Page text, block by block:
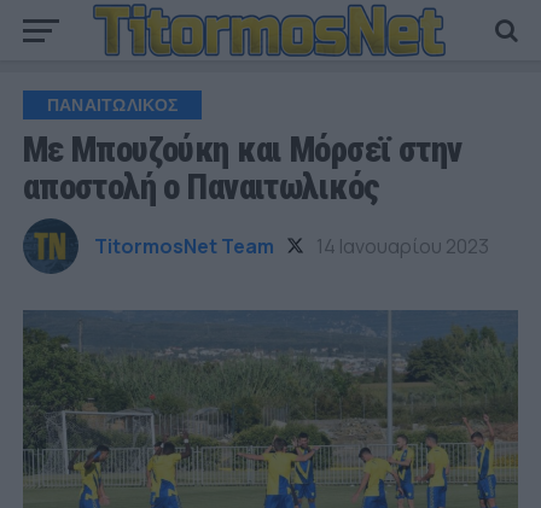
ΠΑΝΑΙΤΩΛΙΚΟΣ
Με Μπουζούκη και Μόρσεϊ στην
αποστολή ο Παναιτωλικός
TitormosNet Team 14 Ιανουαρίου 2023